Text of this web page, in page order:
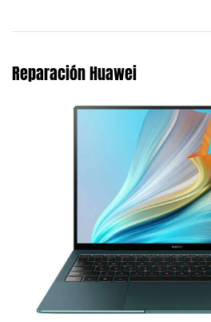
Reparación Huawei